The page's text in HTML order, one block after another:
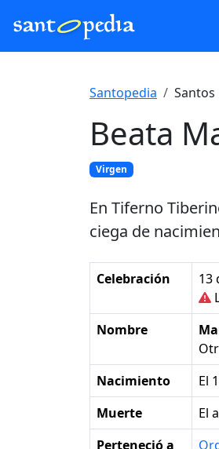
Santopedia Santos
Beata
Virgen
En Tiferno
ciega de
Celebración 13
Nombre
Nacimiento
Muerte
Perteneció a